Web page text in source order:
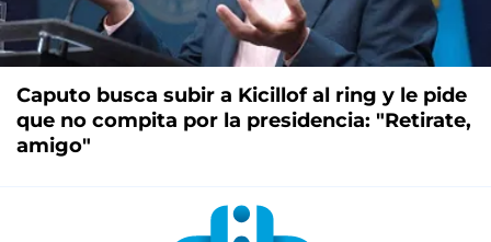
Caputo busca subir a Kicillof al ring y le pide
que no compita por la presidencia: "Retirate,
amigo"